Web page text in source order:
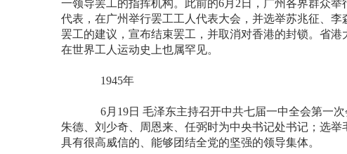
一领导罢工的指挥机构。此前的6月2日，广州各界群众
代表，在广州举行罢工工人代表大会，并选举苏兆征、
罢工的建议，宣布结束罢工，并取消对香港的封锁。省
在世界工人运动史上也属罕见。
1945年
6月19日 毛泽东主持召开中共七届一中全会第一次
朱德、刘少奇、周恩来、任弼时为中央书记处书记；选
具有很高威信的、能够团结全党的坚强的领导集体。